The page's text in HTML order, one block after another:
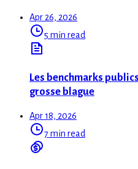
Apr 26, 2026
5 min read
Les benchmarks
grosse blague
Apr 18, 2026
7 min read